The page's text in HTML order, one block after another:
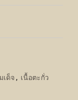
เด็จ , เนื้อตะกั่ว